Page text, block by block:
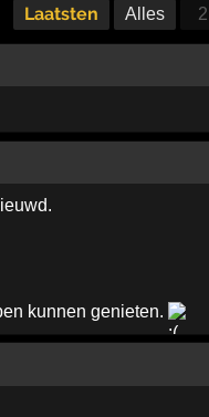
Laatsten Alles 2
kunnen genieten.